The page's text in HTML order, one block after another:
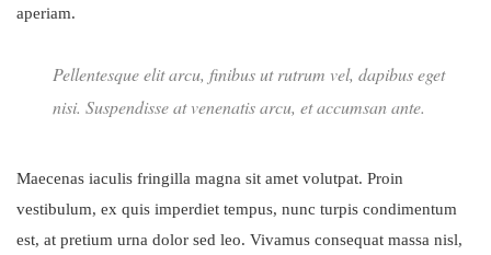
aperiam.
Pellentesque elit arcu, finibus ut rutrum vel, dapibus eget
nisi. Suspendisse at venenatis arcu, et accumsan ante.
Maecenas iaculis fringilla magna sit amet volutpat. Proin
vestibulum, ex quis imperdiet tempus, nunc turpis condimentum
est, at pretium urna dolor sed leo. Vivamus consequat massa nisl,